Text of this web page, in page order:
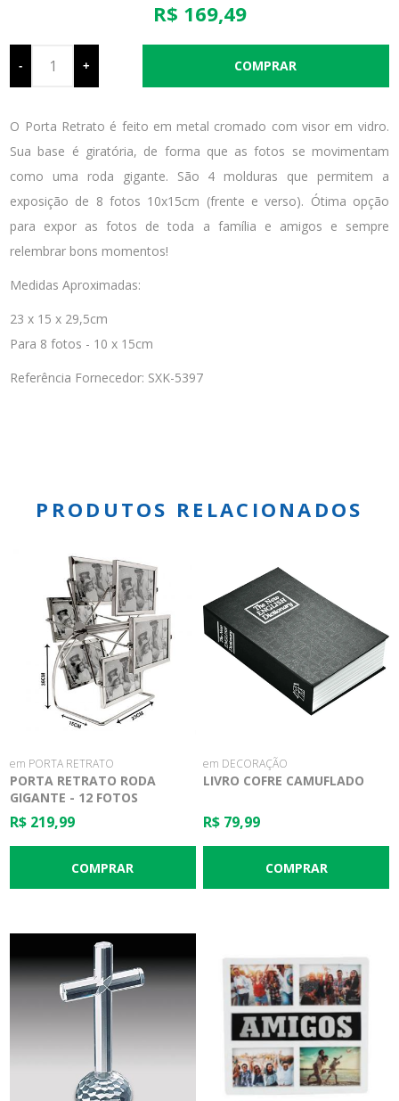
R$ 169,49
- +
O Porta Retrato é feito em metal cromado com visor em vidro.
Sua base é giratória, de forma que as fotos se movimentam
como uma roda gigante. São 4 molduras que permitem a
exposição de 8 fotos 10x15cm (frente e verso). Ótima opção
para expor as fotos de toda a família e amigos e sempre
relembrar bons momentos!
Medidas Aproximadas:
23 x 15 x 29,5cm
Para 8 fotos - 10 x 15cm
Referência Fornecedor: SXK-5397
PRODUTOS RELACIONADOS
em PORTA RETRATO
PORTA RETRATO RODA
GIGANTE - 12 FOTOS
R$ 219,99
em DECORAÇÃO
LIVRO COFRE CAMUFLADO
R$ 79,99